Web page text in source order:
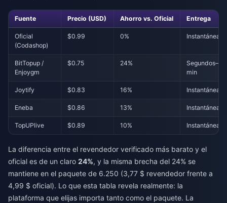
Fuente Precio (USD) Ahorro vs. Oficial Entrega
Oficial
(Codashop)
$0.99 0% Instantánea
BitTopup /
Enjoygm
$0.75 24%
Segundos–5
min
Joytify $0.83 16% Instantánea
Eneba $0.86 13% Instantánea
TopUPlive $0.89 10% Instantánea
La diferencia entre el revendedor verificado más barato y el
oficial es de un claro 24%, y la misma brecha del 24% se
mantiene en el paquete de 6.250 (3,77 $ revendedor frente a
4,99 $ oficial). Lo que esta tabla revela realmente: la
plataforma que elijas importa tanto como el paquete. La